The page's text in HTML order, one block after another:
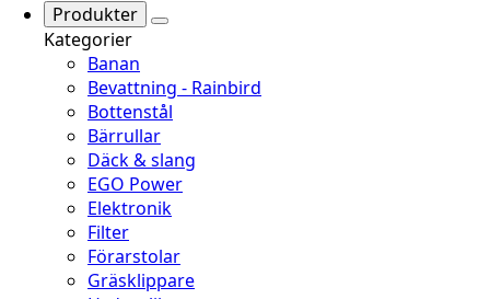
Produkter
Kategorier
Banan
Bevattning - Rainbird
Bottenstål
Bärrullar
Däck & slang
EGO Power
Elektronik
Filter
Förarstolar
Gräsklippare